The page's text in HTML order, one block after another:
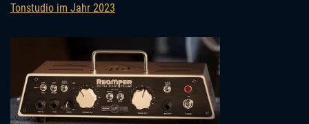
Tonstudio im Jahr 2023